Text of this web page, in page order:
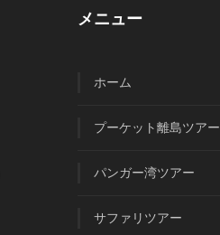
メニュー
ホーム
プーケット離島ツアー
パンガー湾ツアー
サファリツアー